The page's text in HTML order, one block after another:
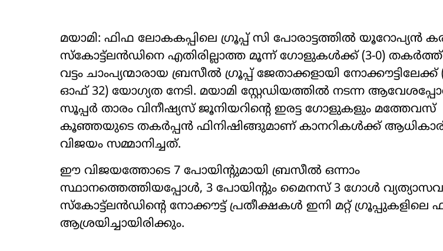
മയാമി: ഫിഫ ലോകകപ്പിലെ ഗ്രൂപ്പ് സി പോരാട്ടത്തിൽ യൂറോപ്യൻ
സ്കോട്ട്ലൻഡിനെ എതിരില്ലാത്ത മൂന്ന് ഗോളുകൾക്ക് (3-0)
വട്ടം ചാംപ്യന്മാരായ ബ്രസീൽ ഗ്രൂപ്പ് ജേതാക്കളായി നോക്കൗട്ടിലേക്ക്
ഓഫ് 32) യോഗ്യത നേടി. മയാമി സ്റ്റേഡിയത്തിൽ നടന്ന
സൂപ്പർ താരം വിനീഷ്യസ് ജൂനിയറിന്‍റെ ഇരട്ട ഗോളുകളും മത്തേവസ്
കൂഞ്ഞയുടെ തകർപ്പൻ ഫിനിഷിങ്ങുമാണ് കാനറികൾക്ക്
വിജയം സമ്മാനിച്ചത്.
ഈ വിജയത്തോടെ 7 പോയിന്‍റുമായി ബ്രസീൽ ഒന്നാം
സ്ഥാനത്തെത്തിയപ്പോൾ, 3 പോയിന്‍റും മൈനസ് 3 ഗോൾ
സ്കോട്ട്ലൻഡിന്‍റെ നോക്കൗട്ട് പ്രതീക്ഷകൾ ഇനി മറ്റ് ഗ്രൂപ്പുകളിലെ
ആശ്രയിച്ചായിരിക്കും.